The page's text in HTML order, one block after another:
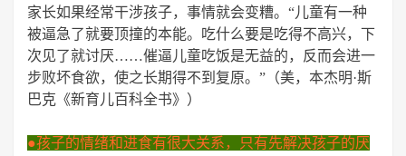
家长如果经常干涉孩子，事情就会变糟。 “儿童有一种
被逼急了就要顶撞的本能。
吃什么要是吃得不高兴，下
次见了就讨厌……催逼儿童吃饭是无益的，反而会进一
步败坏食欲，使之长期得不到复原。 ”（美，本杰明·斯
巴克《新育儿百科全书》）
●孩子的情绪和进食有很大关系，只有先解决孩子的厌